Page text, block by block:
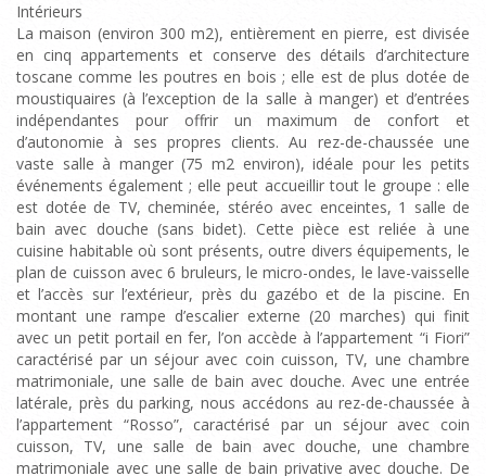
Intérieurs
La maison (environ 300 m2), entièrement en pierre, est divisée
en cinq appartements et conserve des détails d’architecture
toscane comme les poutres en bois ; elle est de plus dotée de
moustiquaires (à l’exception de la salle à manger) et d’entrées
indépendantes pour offrir un maximum de confort et
d’autonomie à ses propres clients. Au rez-de-chaussée une
vaste salle à manger (75 m2 environ), idéale pour les petits
événements également ; elle peut accueillir tout le groupe : elle
est dotée de TV, cheminée, stéréo avec enceintes, 1 salle de
bain avec douche (sans bidet). Cette pièce est reliée à une
cuisine habitable où sont présents, outre divers équipements, le
plan de cuisson avec 6 bruleurs, le micro-ondes, le lave-vaisselle
et l’accès sur l’extérieur, près du gazébo et de la piscine. En
montant une rampe d’escalier externe (20 marches) qui finit
avec un petit portail en fer, l’on accède à l’appartement “i Fiori”
caractérisé par un séjour avec coin cuisson, TV, une chambre
matrimoniale, une salle de bain avec douche. Avec une entrée
latérale, près du parking, nous accédons au rez-de-chaussée à
l’appartement “Rosso”, caractérisé par un séjour avec coin
cuisson, TV, une salle de bain avec douche, une chambre
matrimoniale avec une salle de bain privative avec douche. De